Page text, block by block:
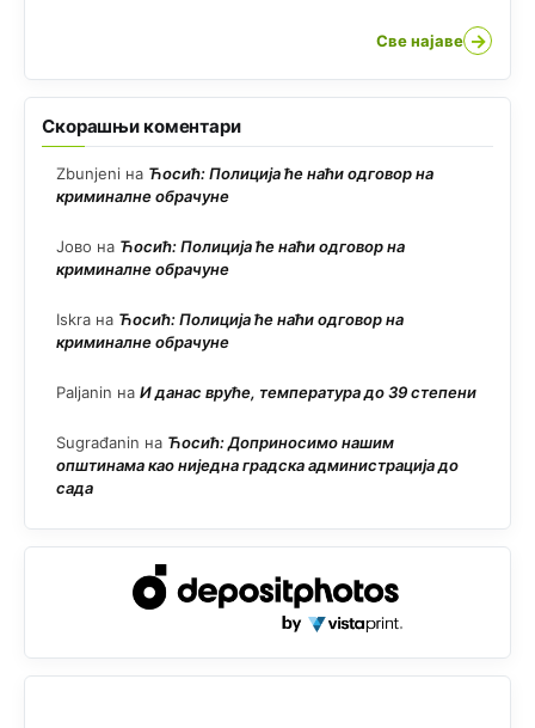
Све најаве →
Скорашњи коментари
Zbunjeni на Ћосић: Полиција ће наћи одговор на
криминалне обрачуне
Јово на Ћосић: Полиција ће наћи одговор на
криминалне обрачуне
Iskra на Ћосић: Полиција ће наћи одговор на
криминалне обрачуне
Paljanin на И данас вруће, температура до 39 степени
Sugrađanin на Ћосић: Доприносимо нашим
општинама као ниједна градска администрација до
сада